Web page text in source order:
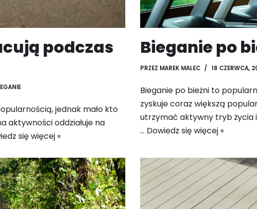
podczas
jednak mało kto
aktywności oddziałuje na
się więcej »
Bieganie po
PRZEZ MAREK MALEC 18 CZERWCA,
Bieganie po bieżni to
zyskuje coraz większą
utrzymać aktywny tryb życia
… Dowiedz się więcej »